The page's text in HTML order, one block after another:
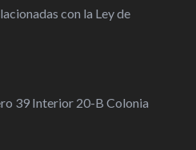
con la Ley de
39 Interior 20-B Colonia